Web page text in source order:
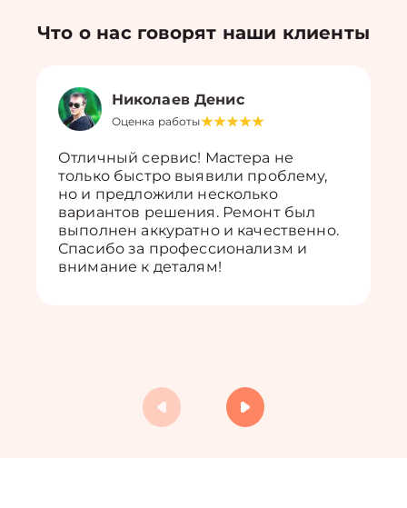
Что о нас говорят наши клиенты
Николаев Денис
Оценка работы
Отличный сервис! Мастера не
только быстро выявили проблему,
но и предложили несколько
вариантов решения. Ремонт был
выполнен аккуратно и качественно.
Спасибо за профессионализм и
внимание к деталям!